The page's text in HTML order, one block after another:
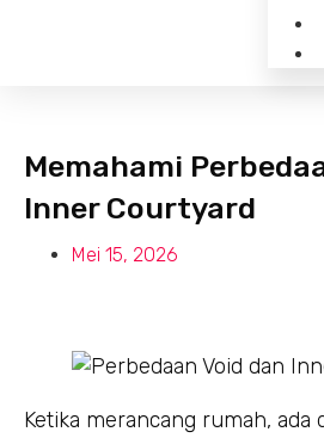
Memahami
Inner Courtyard
Mei 15, 2026
Ketika merancang rumah, ada